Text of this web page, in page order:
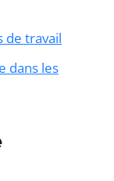
de travail
dans les